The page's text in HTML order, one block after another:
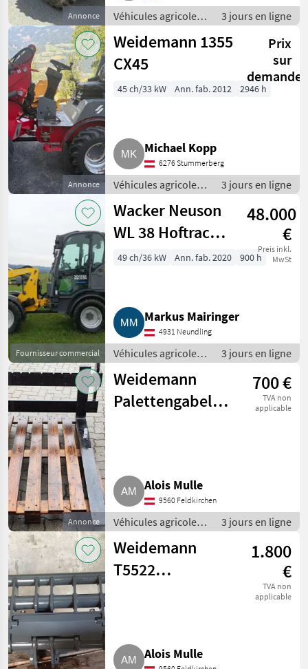
Annonce
Véhicules agricoles
à moteur /
Chargeurs de ferme
3 jours en ligne
Annonce
Weidemann 1355
CX45
Prix
sur
demande
45 ch/33 kW Ann. fab. 2012 2946 h
Michael Kopp
6276 Stummerberg
Véhicules agricoles
à moteur /
Chargeurs de ferme
3 jours en ligne
Fournisseur commercial
Wacker Neuson
WL 38 Hoftrac
WL38
48.000
€
Preis inkl.
MwSt
49 ch/36 kW Ann. fab. 2020 900 h
Markus Mairinger
4931 Neundling
Véhicules agricoles
à moteur /
Chargeurs de ferme
3 jours en ligne
Annonce
Weidemann
Palettengabel
700 €
TVA non
applicable
Alois Mulle
9560 Feldkirchen
Véhicules agricoles
à moteur /
Chargeurs de ferme
3 jours en ligne
Weidemann
T5522
1.800
€
TVA non
applicable
Alois Mulle